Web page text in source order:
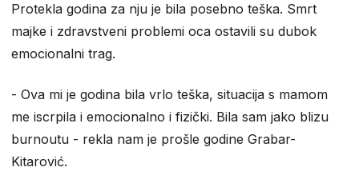
Protekla godina za nju je bila posebno teška. Smrt
majke i zdravstveni problemi oca ostavili su dubok
emocionalni trag.
- Ova mi je godina bila vrlo teška, situacija s mamom
me iscrpila i emocionalno i fizički. Bila sam jako blizu
burnoutu - rekla nam je prošle godine Grabar-
Kitarović.